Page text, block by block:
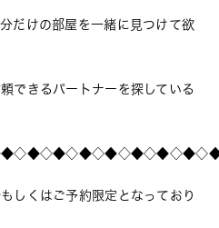
だけの部屋を一緒に見つけて欲
できるパートナーを探している
しくはご予約限定となっており